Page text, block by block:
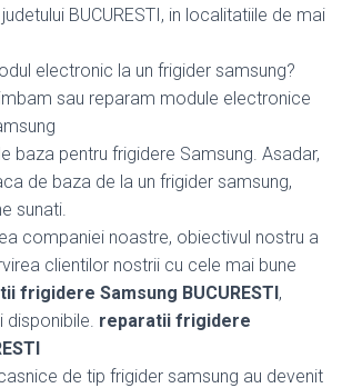
BUCURESTI, in localitatiile de mai
electronic la un frigider samsung?
sau reparam module electronice
baza pentru frigidere Samsung. Asadar,
de baza de la un frigider samsung,
sunati.
companiei noastre, obiectivul nostru a
clientilor nostrii cu cele mai bune
frigidere Samsung BUCURESTI,
disponibile. reparatii frigidere
de tip frigider samsung au devenit